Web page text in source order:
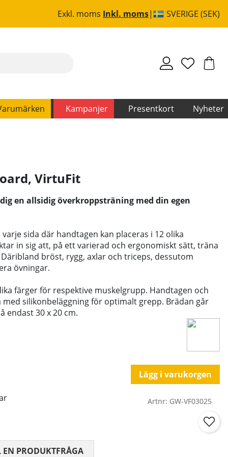
Exkl. moms Inkl. moms SVERIGE (SEK)
Kampanjer Presentkort Nyheter
, VirtuFit
en allsidig överkroppsträning med din egen
sida där handtagen kan placeras i 12 olika
in sig att, på ett varierad och ergonomiskt sätt, träna
bröst, rygg, axlar och triceps, dessutom
övningar.
färger för respektive muskelgrupp. Handtagen och
silikonbeläggning för optimalt grepp. Brädan går
endast 30 x 20 cm.
Lägg i varukorgen
Artnr: GW-VF03025
0 AV 5 ANTAL BETYG 0
EN PRODUKTFRÅGA